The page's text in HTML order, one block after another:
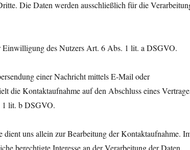
Die Daten werden ausschließlich für die
Einwilligung des Nutzers Art. 6 Abs. 1 lit. a DSGVO.
einer Nachricht mittels E-Mail oder
Kontaktaufnahme auf den Abschluss eines
1 lit. b DSGVO.
dient uns allein zur Bearbeitung der Kontaktaufnahme.
berechtigte Interesse an der Verarbeitung der Daten.